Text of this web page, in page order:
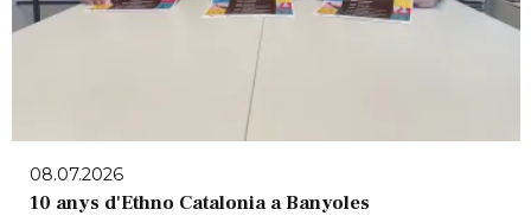
08.07.2026
10 anys d'Ethno Catalonia a Banyoles